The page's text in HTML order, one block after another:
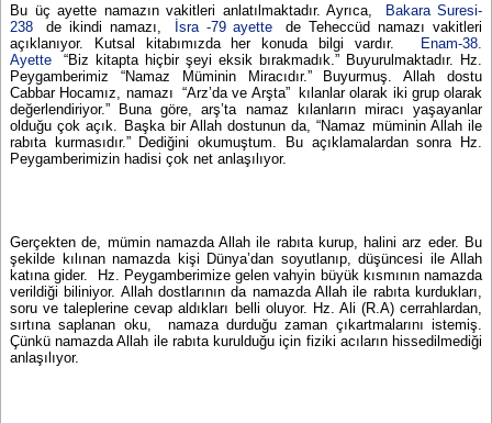
Bu üç ayette namazın vakitleri anlatılmaktadır. Ayrıca,
Bakara Suresi-
238
de ikindi namazı, İsra -79 ayette
de Teheccüd namazı vakitleri
açıklanıyor. Kutsal kitabımızda her konuda bilgi vardır.
Enam-38.
Ayette
“Biz kitapta hiçbir şeyi eksik bırakmadık.” Buyurulmaktadır. Hz.
Peygamberimiz “Namaz Müminin Miracıdır.” Buyurmuş. Allah dostu
Cabbar Hocamız, namazı “Arz’da ve Arşta” kılanlar olarak iki grup olarak
değerlendiriyor.” Buna göre, arş’ta namaz kılanların miracı yaşayanlar
olduğu çok açık. Başka bir Allah dostunun da, “Namaz müminin Allah ile
rabıta kurmasıdır.” Dediğini okumuştum. Bu açıklamalardan sonra Hz.
Peygamberimizin hadisi çok net anlaşılıyor.
Gerçekten de, mümin namazda Allah ile rabıta kurup, halini arz eder. Bu
şekilde kılınan namazda kişi Dünya’dan soyutlanıp, düşüncesi ile Allah
katına gider. Hz. Peygamberimize gelen vahyin büyük kısmının namazda
verildiği biliniyor. Allah dostlarının da namazda Allah ile rabıta kurdukları,
soru ve taleplerine cevap aldıkları belli oluyor. Hz. Ali (R.A) cerrahlardan,
sırtına saplanan oku, namaza durduğu zaman çıkartmalarını istemiş.
Çünkü namazda Allah ile rabıta kurulduğu için fiziki acıların hissedilmediği
anlaşılıyor.